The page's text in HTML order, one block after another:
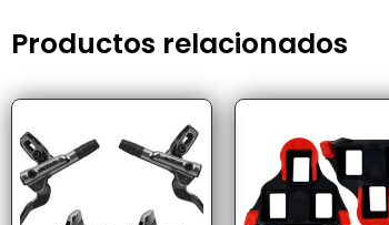
Productos relacionados